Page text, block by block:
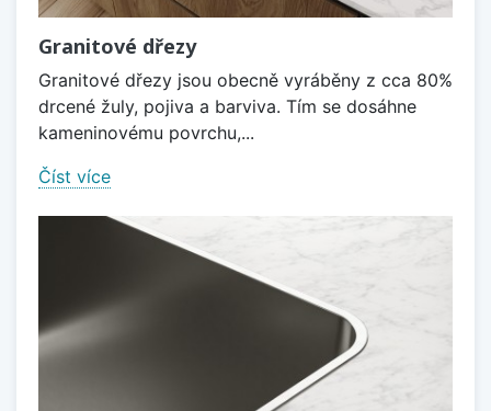
Granitové dřezy
Granitové dřezy jsou obecně vyráběny z cca 80%
drcené žuly, pojiva a barviva. Tím se dosáhne
kameninovému povrchu,...
Číst více